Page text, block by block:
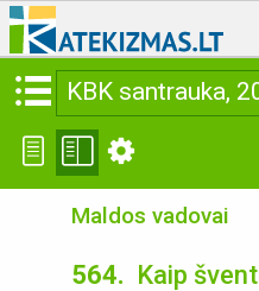
KBK santrauka,
Maldos vadovai
564. Kaip